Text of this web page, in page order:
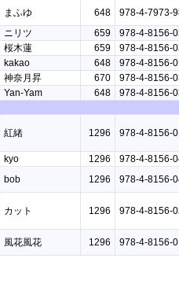
まふゆ 648
978-4-7973-
ニリツ 659
978-4-8156-
桜木蓮 659
978-4-8156-
kakao 648
978-4-8156-
神奈月昇 670
978-4-8156-
Yan-Yam 648 978-4-8156-
紅緒 1296 978-4-8156-
kyo 1296
978-4-8156-
bob 1296 978-4-8156-
カット 1296 978-4-8156-
風花風花 1296 978-4-8156-